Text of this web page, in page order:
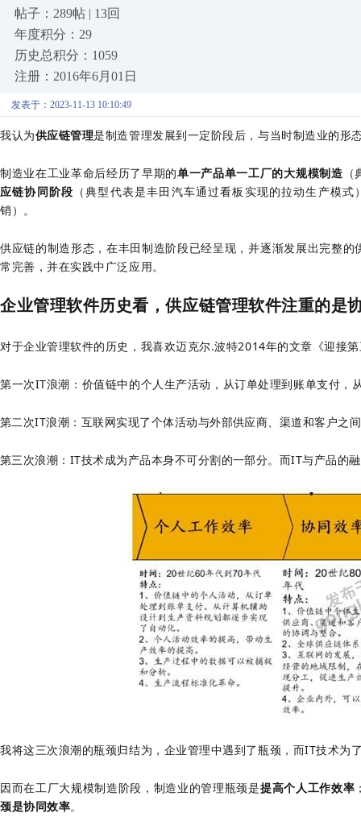
帖子：289帖 | 13回
年度积分：29
历史总积分：1059
注册：2016年6月01日
发表于：2023-11-13 10:10:49
我认为供应链管理是制造管理发展到一定阶段后，与当时制造业的形
制造业在工业革命后经历了早期的单一产品单一工厂的大规模制造
应链协同阶段 （典型代表是丰田汽车通过看板实现的拉动生产模式
销）。
供应链的制造形态，在丰田制造阶段已经呈现，并逐渐发展出完整
常完善，并在实践中广泛应用。
企业管理软件历史看，供应链管理软件注重的是
对于企业管理软件的历史，我喜欢迈克尔.波特2014年的文章《迎接
第一次IT浪潮：价值链中的个人生产活动，从订单处理到账单支付
第二次IT浪潮：互联网实现了个体活动与外部供应商、渠道和客户之
第三次浪潮：IT技术成为产品本身不可分割的一部分。而IT与产品的
我将这三次浪潮的瓶颈归结为，企业管理中遇到了瓶颈，而IT技术为
因而在工厂大规模制造阶段，制造业的管理瓶颈是提高个人工作效率
颈是协同效率。